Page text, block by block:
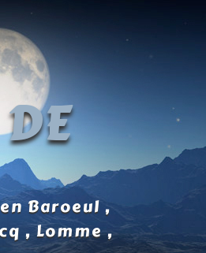
Baroeul ,
, Lomme ,